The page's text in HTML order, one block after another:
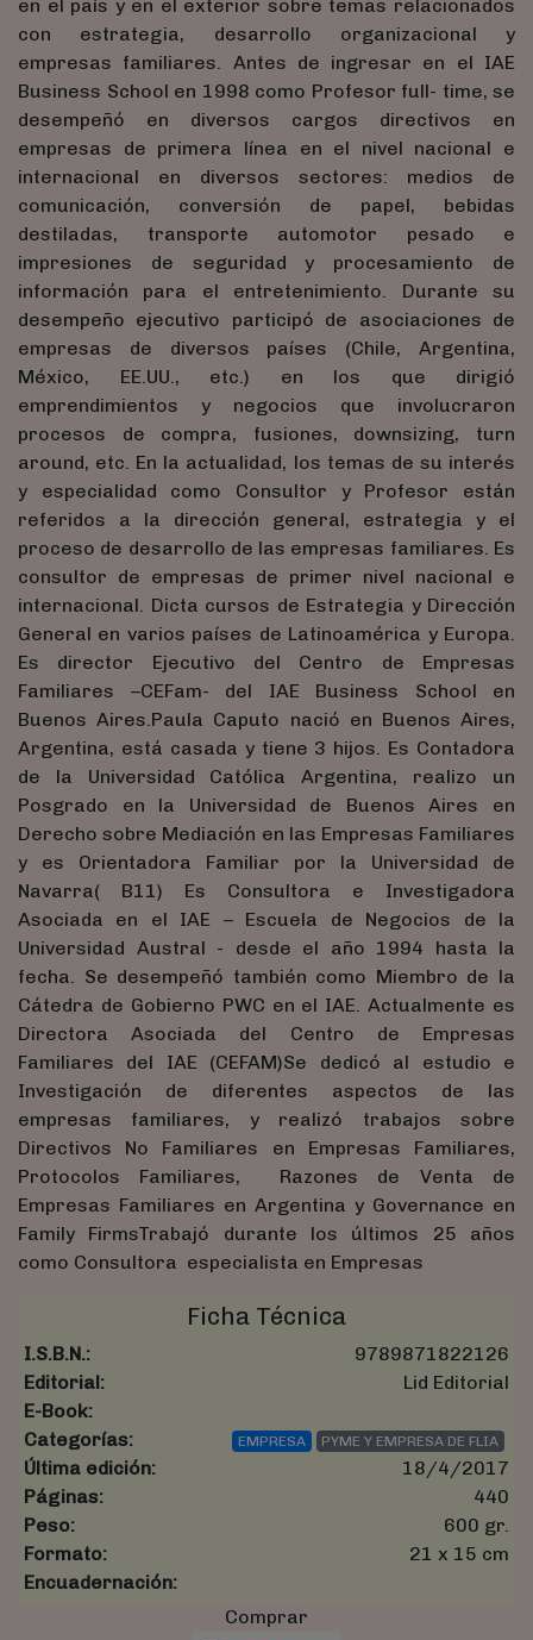
en el país y en el exterior sobre temas relacionados
con estrategia, desarrollo organizacional y
empresas familiares. Antes de ingresar en el IAE
Business School en 1998 como Profesor full- time, se
desempeñó en diversos cargos directivos en
empresas de primera línea en el nivel nacional e
internacional en diversos sectores: medios de
comunicación, conversión de papel, bebidas
destiladas, transporte automotor pesado e
impresiones de seguridad y procesamiento de
información para el entretenimiento. Durante su
desempeño ejecutivo participó de asociaciones de
empresas de diversos países (Chile, Argentina,
México, EE.UU., etc.) en los que dirigió
emprendimientos y negocios que involucraron
procesos de compra, fusiones, downsizing, turn
around, etc. En la actualidad, los temas de su interés
y especialidad como Consultor y Profesor están
referidos a la dirección general, estrategia y el
proceso de desarrollo de las empresas familiares. Es
consultor de empresas de primer nivel nacional e
internacional. Dicta cursos de Estrategia y Dirección
General en varios países de Latinoamérica y Europa.
Es director Ejecutivo del Centro de Empresas
Familiares –CEFam- del IAE Business School en
Buenos Aires.Paula Caputo nació en Buenos Aires,
Argentina, está casada y tiene 3 hijos. Es Contadora
de la Universidad Católica Argentina, realizo un
Posgrado en la Universidad de Buenos Aires en
Derecho sobre Mediación en las Empresas Familiares
y es Orientadora Familiar por la Universidad de
Navarra( B11) Es Consultora e Investigadora
Asociada en el IAE – Escuela de Negocios de la
Universidad Austral - desde el año 1994 hasta la
fecha. Se desempeñó también como Miembro de la
Cátedra de Gobierno PWC en el IAE. Actualmente es
Directora Asociada del Centro de Empresas
Familiares del IAE (CEFAM)Se dedicó al estudio e
Investigación de diferentes aspectos de las
empresas familiares, y realizó trabajos sobre
Directivos No Familiares en Empresas Familiares,
Protocolos Familiares, Razones de Venta de
Empresas Familiares en Argentina y Governance en
Family FirmsTrabajó durante los últimos 25 años
como Consultora especialista en Empresas
Ficha Técnica
I.S.B.N.:
9789871822126
Editorial:
Lid Editorial
E-Book:
Categorías:
EMPRESA PYME Y EMPRESA DE FLIA
Última edición:
18/4/2017
Páginas:
440
Peso:
600 gr.
Formato:
21 x 15 cm
Encuadernación:
Comprar